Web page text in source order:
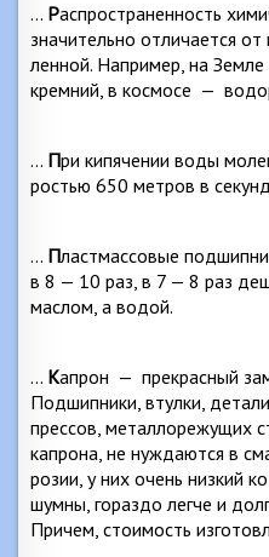
… Распространенность
значительно отличается
ленной. Например, на
кремний, в космосе —
… При кипячении воды
ростью 650 метров в
… Пластмассовые
в 8 — 10 раз, в 7 — 8 раз
маслом, а водой.
… Капрон — прекрасный
Подшипники, втулки,
прессов, металлорежущих
капрона, не нуждаются в
розии, у них очень низкий
шумны, гораздо легче и
Причем, стоимость